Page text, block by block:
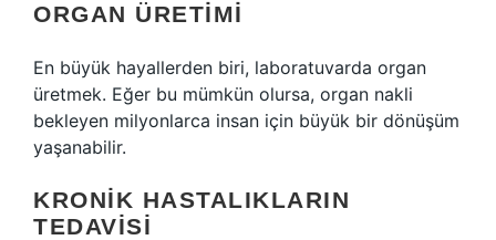
ORGAN ÜRETIMI
En büyük hayallerden biri, laboratuvarda organ
üretmek. Eğer bu mümkün olursa, organ nakli
bekleyen milyonlarca insan için büyük bir dönüşüm
yaşanabilir.
KRONIK HASTALIKLARIN
TEDAVISI